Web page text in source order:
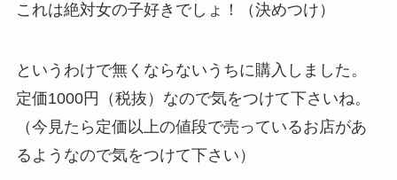
これは絶対女の子好きでしょ！（決めつけ）
というわけで無くならないうちに購入しました。
定価1000円（税抜）なので気をつけて下さいね。
（今見たら定価以上の値段で売っているお店があ
るようなので気をつけて下さい）